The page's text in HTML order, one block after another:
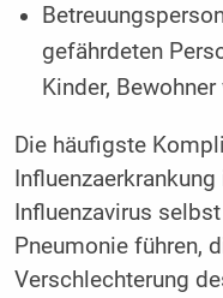
gefährdeten
Kinder,
Die häufigste
Influenzavirus
Pneumonie führen,
Verschlechterung